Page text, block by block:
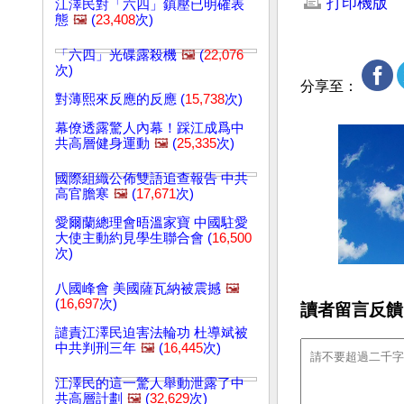
江澤民對「六四」鎮壓已明確表
態 🖼️ (23,408次)
「六四」光碟露殺機 🖼️(22,076
次)
對薄熙來反應的反應 (15,738次)
幕僚透露驚人內幕！踩江成爲中
共高層健身運動 🖼️ (25,335次)
國際組織公佈雙語追查報告 中共
高官膽寒 🖼️ (17,671次)
愛爾蘭總理會晤溫家寶 中國駐愛
大使主動約見學生聯合會 (16,500
次)
八國峰會 美國薩瓦納被震撼 🖼️
(16,697次)
譴責江澤民迫害法輪功 杜導斌被
中共判刑三年 🖼️ (16,445次)
江澤民的這一驚人舉動泄露了中
共高層計劃 🖼️ (32,629次)
分享至：
讀者留言反